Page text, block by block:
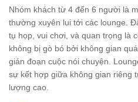
Nhóm khách từ 4 đến 6 người là
thường xuyên lui tới các lounge.
tụ họp, vui chơi, và quan trọng là
không bị gò bó bởi không gian
gián đoạn cuộc nói chuyện.
sự kết hợp giữa không gian riêng
lượng cao.